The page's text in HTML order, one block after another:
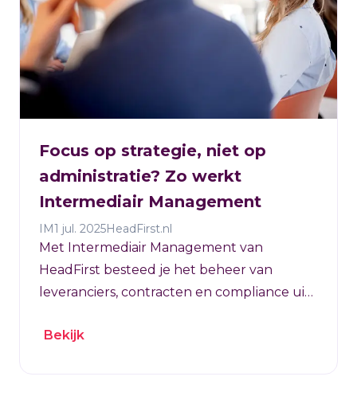
Focus op strategie, niet op
administratie? Zo werkt
Intermediair Management
IM1 jul. 2025HeadFirst.nl
Met Intermediair Management van
HeadFirst besteed je het beheer van
leveranciers, contracten en compliance uit,
externe inhuur.
Bekijk